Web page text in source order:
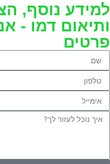
למידע נוסף,
ותיאום דמו -
פרטים